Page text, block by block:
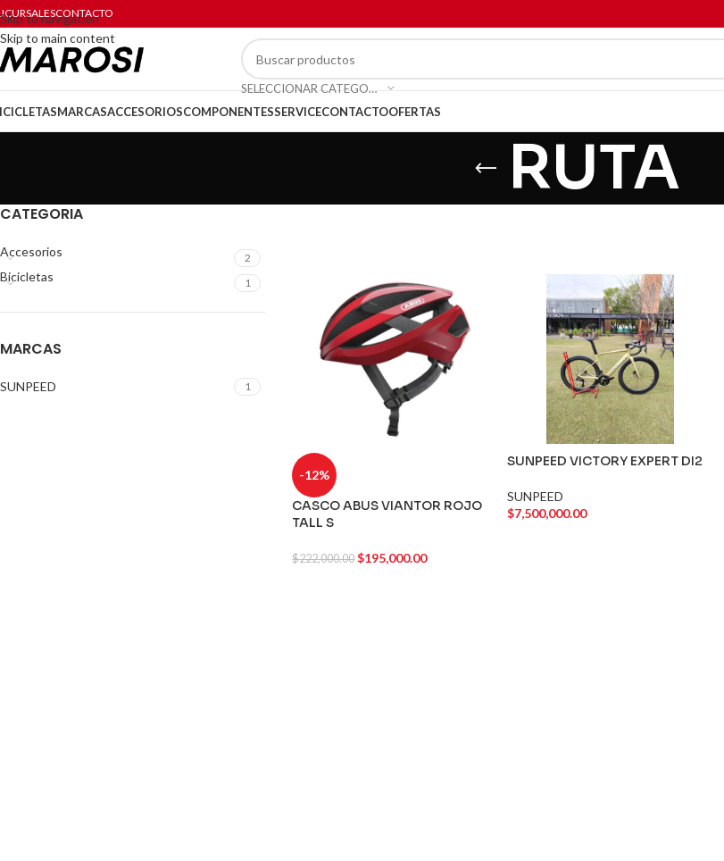
Skip to navigation
Skip to main content
CONTACTO
SELECCIONAR CATEGORÍA
MARCASACCESORIOSCOMPONENTESSERVICECONTACTOOFERTAS
RUTA
CATEGORIA
Accesorios 2
Bicicletas 1
MARCAS
SUNPEED 1
-12%
CASCO ABUS VIANTOR ROJO
TALL S
$222,000.00 $195,000.00
SUNPEED VICTORY EXPERT DI2
SUNPEED
$7,500,000.00